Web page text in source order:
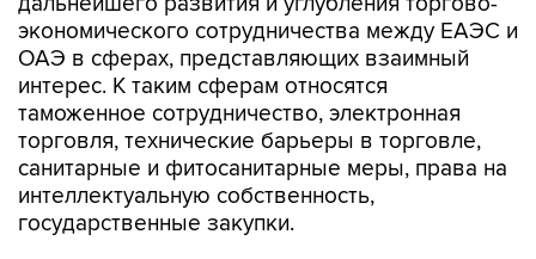
экономического сотрудничества между ЕАЭС и
ОАЭ в сферах, представляющих взаимный
интерес. К таким сферам относятся
таможенное сотрудничество, электронная
торговля, технические барьеры в торговле,
санитарные и фитосанитарные меры, права на
интеллектуальную собственность,
государственные закупки.